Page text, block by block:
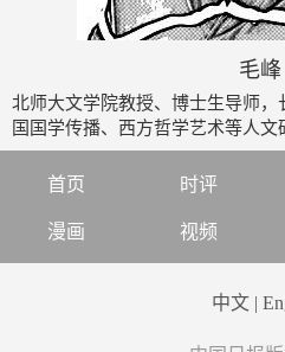
毛峰
北师大文学院教授、博士生导师
国国学传播、西方哲学艺术等人文
首页 时评
漫画 视频
中文|